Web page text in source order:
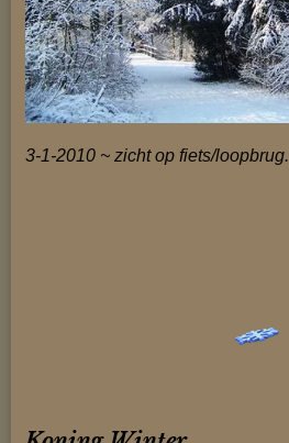
3-1-2010 ~ zicht op fiets/loopbrug.